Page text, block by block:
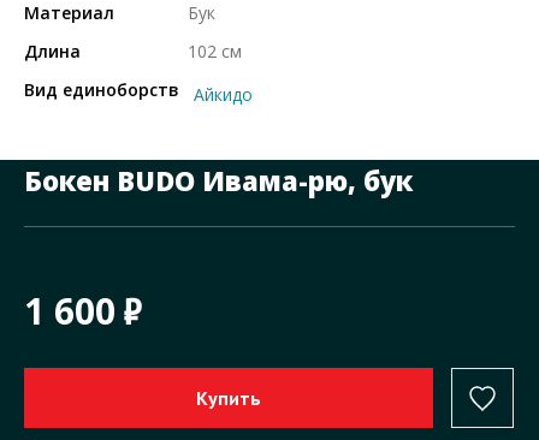
Материал
Бук
Длина
102 см
Вид единоборств
Айкидо
Бокен BUDO Ивама-рю, бук
1 600